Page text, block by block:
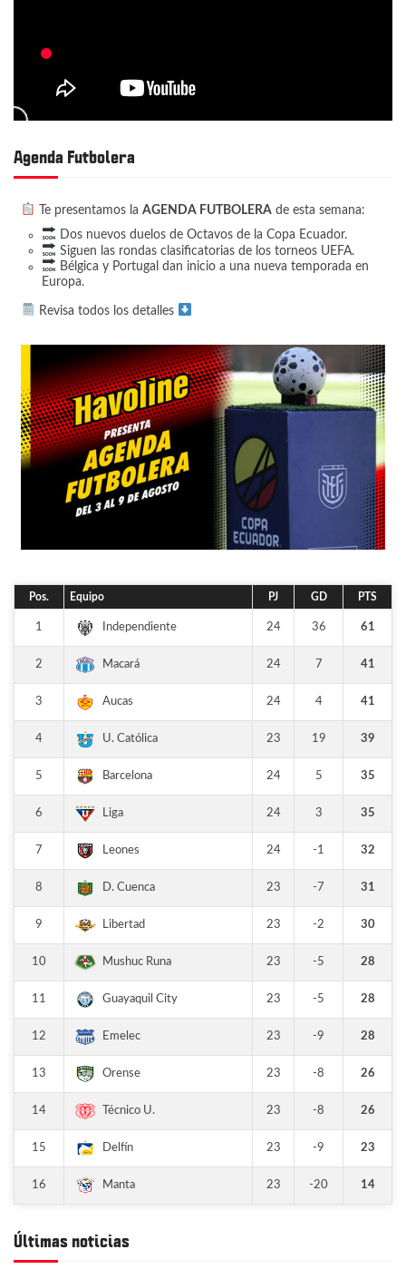
e
t
r
d
s
Agenda Futbolera
Te presentamos la AGENDA FUTBOLERAde esta semana:
Dos nuevos duelos de Octavos de la Copa Ecuador.
Siguen las rondas clasificatorias de los torneos UEFA.
Bélgica y Portugal dan inicio a una nueva temporada en
Europa.
Revisa todos los detalles
Pos. Equipo PJ GD PTS
1 Independiente 24 36 61
2 Macará 24 7 41
3 Aucas 24 4 41
4 U. Católica 23 19 39
5 Barcelona 24 5 35
6 Liga 24 3 35
7 Leones 24 -1 32
8 D. Cuenca 23 -7 31
9 Libertad 23 -2 30
10 Mushuc Runa 23 -5 28
11 Guayaquil City 23 -5 28
12 Emelec 23 -9 28
13 Orense 23 -8 26
14 Técnico U. 23 -8 26
15 Delfín 23 -9 23
16 Manta 23 -20 14
Últimas noticias